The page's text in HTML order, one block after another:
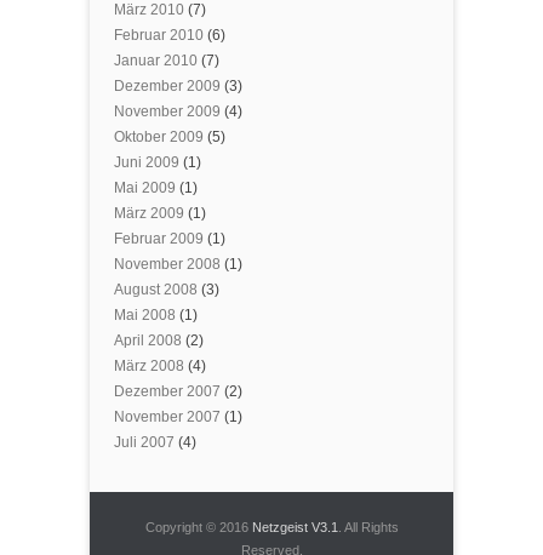
März 2010 (7)
Februar 2010 (6)
Januar 2010 (7)
Dezember 2009 (3)
November 2009 (4)
Oktober 2009 (5)
Juni 2009 (1)
Mai 2009 (1)
März 2009 (1)
Februar 2009 (1)
November 2008 (1)
August 2008 (3)
Mai 2008 (1)
April 2008 (2)
März 2008 (4)
Dezember 2007 (2)
November 2007 (1)
Juli 2007 (4)
Copyright © 2016 Netzgeist V3.1 . All Rights
Reserved.